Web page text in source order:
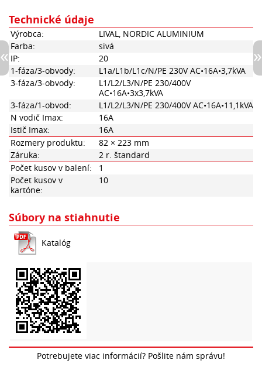
Technické údaje
Výrobca:
LIVAL, NORDIC ALUMINIUM
Farba:
sivá
IP:
20
1-fáza/3-obvody:
L1a/L1b/L1c/N/PE 230V AC•16A•3,7kVA
3-fáza/3-obvody:
L1/L2/L3/N/PE 230/400V
AC•16A•3x3,7kVA
3-fáza/1-obvod:
L1/L2/L3/N/PE 230/400V AC•16A•11,1kVA
N vodič Imax:
16A
Istič Imax:
16A
Rozmery produktu:
82 × 223 mm
Záruka:
2 r. štandard
Počet kusov v balení:
1
Počet kusov v
kartóne:
10
Súbory na stiahnutie
Katalóg
Potrebujete viac informácií? Pošlite nám správu!